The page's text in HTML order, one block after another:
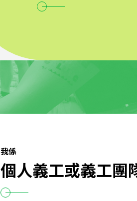
我係
個人義工或義工團